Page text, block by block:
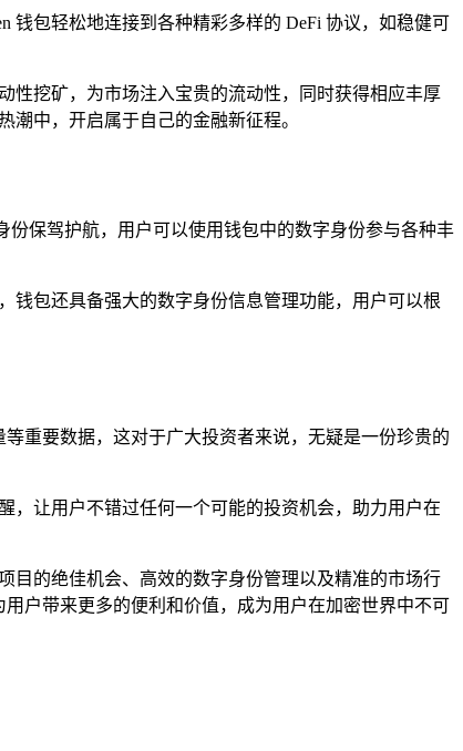
钱包轻松地连接到各种精彩多样的 DeFi 协议，如稳健可
性挖矿，为市场注入宝贵的流动性，同时获得相应丰厚
潮中，开启属于自己的金融新征程。
保驾护航，用户可以使用钱包中的数字身份参与各种丰
钱包还具备强大的数字身份信息管理功能，用户可以根
重要数据，这对于广大投资者来说，无疑是一份珍贵的
，让用户不错过任何一个可能的投资机会，助力用户在
目的绝佳机会、高效的数字身份管理以及精准的市场行
户带来更多的便利和价值，成为用户在加密世界中不可